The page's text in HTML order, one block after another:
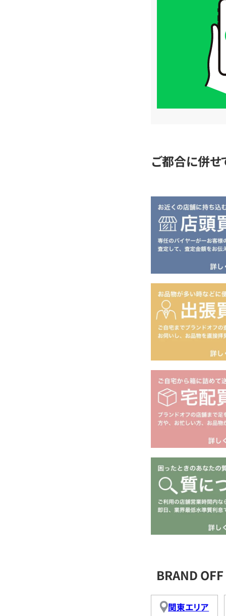
査
ご都合に併せ
BRAND
関東エリア